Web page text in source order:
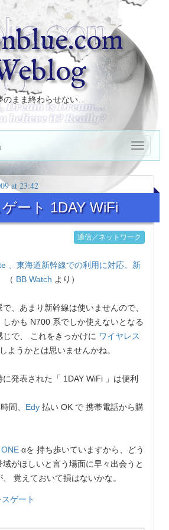
のまま終わらせない…
at 23:42
ート 1DAY WiFi
通信／ネットワーク
、東海道新幹線での利用に対応。新
（ BB Watch より）
、あまり新幹線は使いませんので、
かも N700 系でしか使えないとなる
じで、 これをきっかけに ワイヤレス
ようかとは思いませんかね。
発表された「 1DAY WiFi 」は便利
間、 Edy 払い OK で 携帯電話から購
αを 持ち歩いていますから、どう
域がほしいと言う場面に早々出会うと
覚えておいて損はないかな。
ゲート